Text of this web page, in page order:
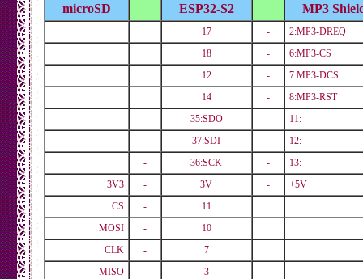
microSD ESP32-S2 MP3
17 -
2:MP3-DREQ
18
-
6:MP3-CS
12
-
7:MP3-DCS
14
-
8:MP3-RST
-
35:SDO -
11:
-
37:SDI -
12:
-
36:SCK -
13:
3V3
- 3V -
+5V
CS
-
11
MOSI
-
10
CLK
-
7
MISO
-
3